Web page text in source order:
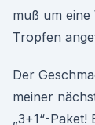
muß um
Tropfen
Der
meiner
„3+1“-